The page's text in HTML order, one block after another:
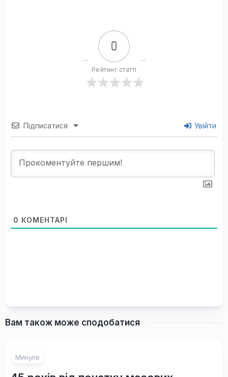
0
Рейтинг статті
Підписатися Увійти
0 КОМЕНТАРІ
Вам також може сподобатися
Минуле